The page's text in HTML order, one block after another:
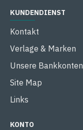
KUNDENDIENST
Kontakt
Verlage & Marken
Unsere Bankkonten
Site Map
Links
KONTO